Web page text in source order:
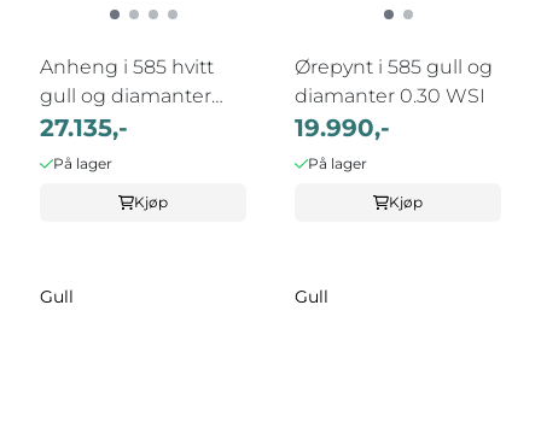
Anheng i 585 hvitt
gull og diamanter
0,50ct WSI ...
27.135,-
På lager
Kjøp
Ørepynt i 585 gull og
diamanter 0.30 WSI
19.990,-
På lager
Kjøp
Gull Gull